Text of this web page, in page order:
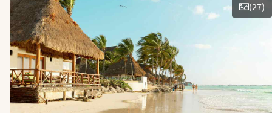
Näytä kuvia
(27)